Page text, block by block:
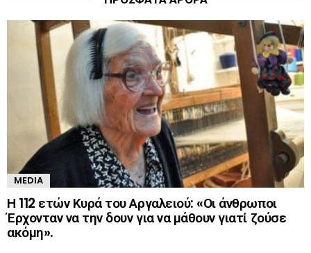
MEDIA
Η 112 ετών Κυρά του Αργαλειού: «Οι άνθρωποι
Έρχονταν να την δουν για να μάθουν γιατί ζούσε
ακόμη».